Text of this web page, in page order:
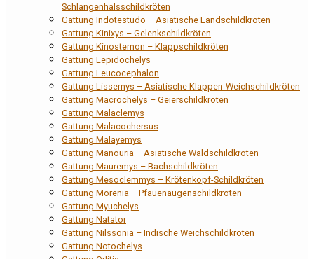
Schlangenhalsschildkröten
Gattung Indotestudo – Asiatische Landschildkröten
Gattung Kinixys – Gelenkschildkröten
Gattung Kinosternon – Klappschildkröten
Gattung Lepidochelys
Gattung Leucocephalon
Gattung Lissemys – Asiatische Klappen-Weichschildkröten
Gattung Macrochelys – Geierschildkröten
Gattung Malaclemys
Gattung Malacochersus
Gattung Malayemys
Gattung Manouria – Asiatische Waldschildkröten
Gattung Mauremys – Bachschildkröten
Gattung Mesoclemmys – Krötenkopf-Schildkröten
Gattung Morenia – Pfauenaugenschildkröten
Gattung Myuchelys
Gattung Natator
Gattung Nilssonia – Indische Weichschildkröten
Gattung Notochelys